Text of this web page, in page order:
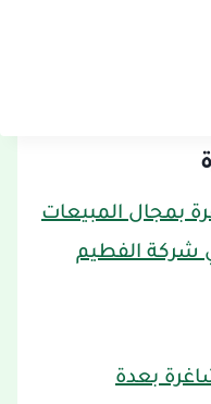
بمجال المبيعات
شركة الفطيم
بعدة